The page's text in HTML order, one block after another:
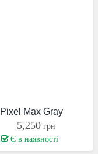
Pixel Max Gray
5,250 грн
Є в наявності